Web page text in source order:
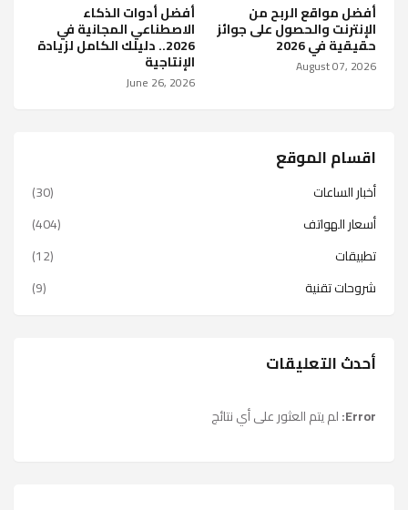
أفضل مواقع الربح من
الإنترنت والحصول على جوائز
حقيقية في 2026
August 07, 2026
أفضل أدوات الذكاء
الاصطناعي المجانية في
2026.. دليلك الكامل لزيادة
الإنتاجية
June 26, 2026
اقسام الموقع
أخبار الساعات
(30)
أسعار الهواتف
(404)
تطبيقات
(12)
شروحات تقنية
(9)
أحدث التعليقات
Error: لم يتم العثور على أي نتائج